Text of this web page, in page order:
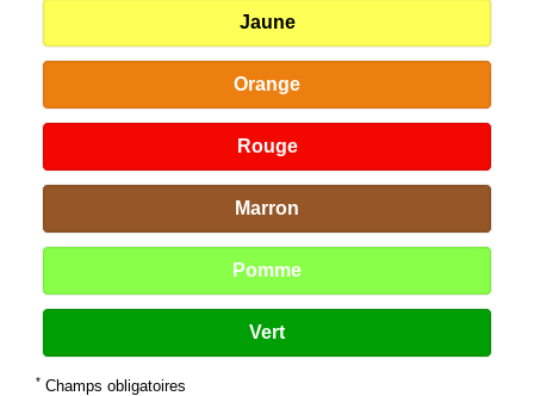
Jaune
Orange
Rouge
Marron
Pomme
Vert
* Champs obligatoires